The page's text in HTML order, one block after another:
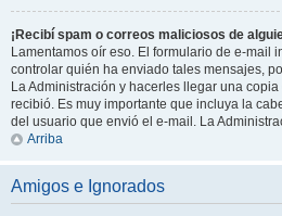
¡Recibí spam o correos maliciosos de
Lamentamos oír eso. El formulario de e-mail
controlar quién ha enviado tales mensajes,
La Administración y hacerles llegar una
recibió. Es muy importante que incluya la
del usuario que envió el e-mail. La
Arriba
Amigos e Ignorados